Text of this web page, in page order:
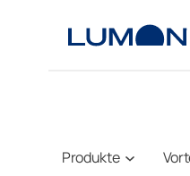
Produkte